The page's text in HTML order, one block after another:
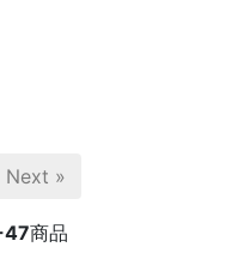
Next »
47商品